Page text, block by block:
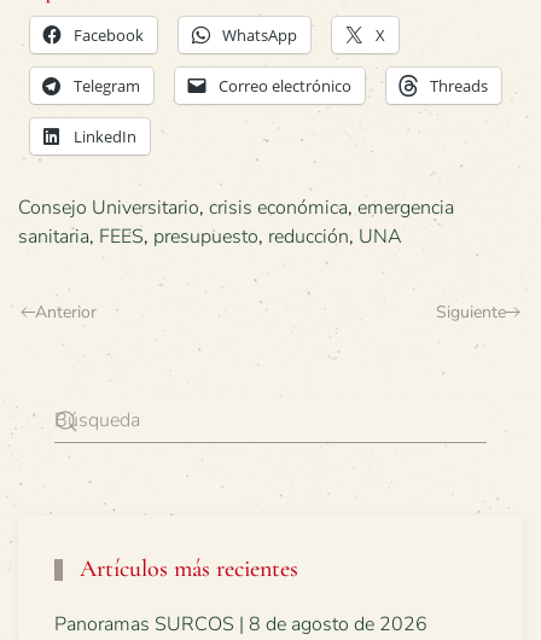
Facebook WhatsApp X
Telegram Correo electrónico Threads
LinkedIn
Consejo Universitario, crisis económica, emergencia
sanitaria, FEES, presupuesto, reducción, UNA
Anterior Siguiente
Artículos más recientes
Panoramas SURCOS | 8 de agosto de 2026